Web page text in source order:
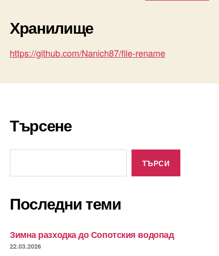
Хранилище
https://github.com/Nanich87/file-rename
Търсене
ТЪРСИ
Последни теми
Зимна разходка до Сопотския водопад
22.03.2026